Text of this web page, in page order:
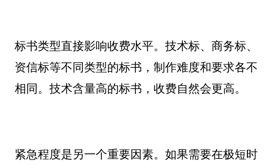
标书类型直接影响收费水平。技术标、商务标、
资信标等不同类型的标书，制作难度和要求各不
相同。技术含量高的标书，收费自然会更高。
紧急程度是另一个重要因素。如果需要在极短时